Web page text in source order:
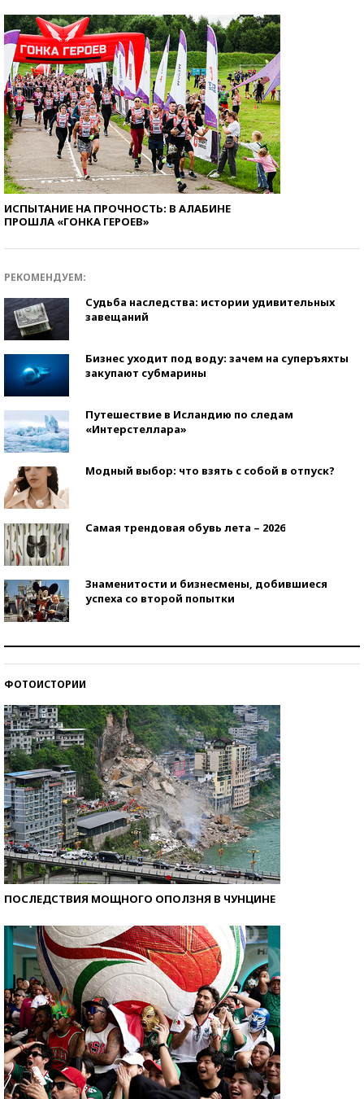
ИСПЫТАНИЕ НА ПРОЧНОСТЬ: В АЛАБИНЕ
ПРОШЛА «ГОНКА ГЕРОЕВ»
РЕКОМЕНДУЕМ:
Судьба наследства: истории удивительных
завещаний
Бизнес уходит под воду: зачем на суперъяхты
закупают субмарины
Путешествие в Исландию по следам
«Интерстеллара»
Модный выбор: что взять с собой в отпуск?
Самая трендовая обувь лета – 2026
Знаменитости и бизнесмены, добившиеся
успеха со второй попытки
ФОТОИСТОРИИ
ПОСЛЕДСТВИЯ МОЩНОГО ОПОЛЗНЯ В ЧУНЦИНЕ